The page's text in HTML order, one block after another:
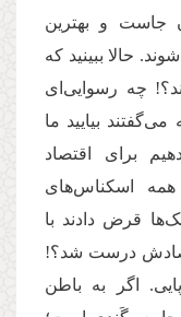
جاست و بهترین
حالا ببینید که
چه رسوایی‌ای
بیایید ما
برای اقتصاد
اسکناس‌های
قرض دادند با
درست شد؟!
اگر به باطن